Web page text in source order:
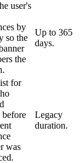
user's
by
so the
the
Up to 365
days.
for
before
was
Legacy
duration.